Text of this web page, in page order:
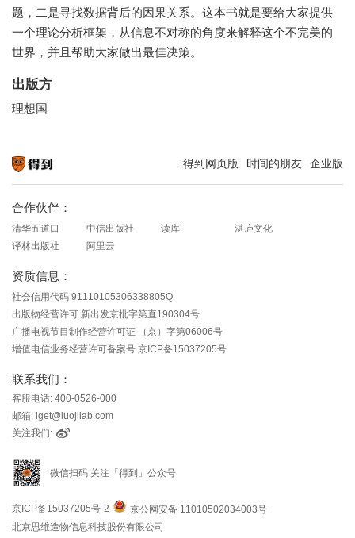
题，二是寻找数据背后的因果关系。这本书就是要给大家提供
一个理论分析框架，从信息不对称的角度来解释这个不完美的
世界，并且帮助大家做出最佳决策。
出版方
理想国
得到网页版 时间的朋友 企业版
合作伙伴：
清华五道口 中信出版社 读库
湛庐文化
译林出版社
阿里云
资质信息：
社会信用代码 91110105306338805Q
出版物经营许可 新出发京批字第直190304号
广播电视节目制作经营许可证 （京）字第06006号
增值电信业务经营许可备案号 京ICP备15037205号
联系我们：
客服电话: 400-0526-000
邮箱: iget@luojilab.com
关注我们:
微信扫码 关注「得到」公众号
京ICP备15037205号-2
京公网安备 11010502034003号
北京思维造物信息科技股份有限公司